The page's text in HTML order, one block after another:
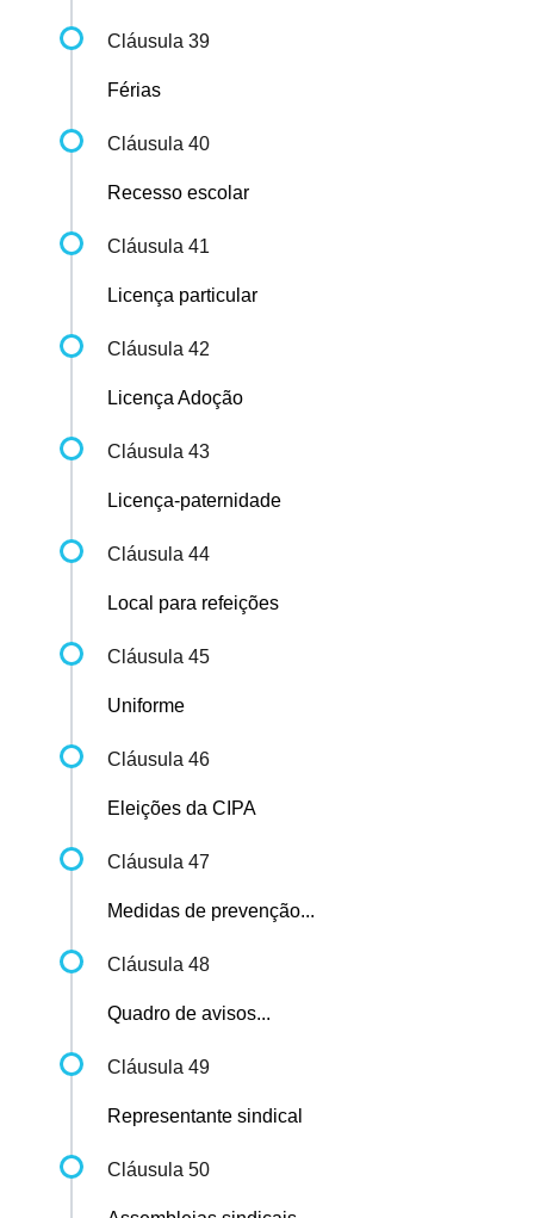
Cláusula 39
Férias
Cláusula 40
Recesso escolar
Cláusula 41
Licença particular
Cláusula 42
Licença Adoção
Cláusula 43
Licença-paternidade
Cláusula 44
Local para refeições
Cláusula 45
Uniforme
Cláusula 46
Eleições da CIPA
Cláusula 47
Medidas de prevenção...
Cláusula 48
Quadro de avisos...
Cláusula 49
Representante sindical
Cláusula 50